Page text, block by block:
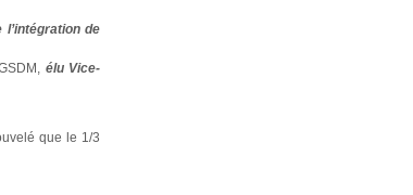
de
élu Vice-
que le 1/3